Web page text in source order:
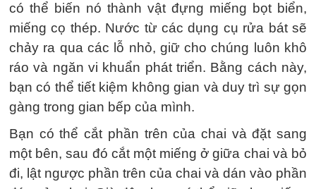
có thể biến nó thành vật đựng miếng bọt biển,
miếng cọ thép. Nước từ các dụng cụ rửa bát sẽ
chảy ra qua các lỗ nhỏ, giữ cho chúng luôn khô
ráo và ngăn vi khuẩn phát triển. Bằng cách này,
bạn có thể tiết kiệm không gian và duy trì sự gọn
gàng trong gian bếp của mình.
Bạn có thể cắt phần trên của chai và đặt sang
một bên, sau đó cắt một miếng ở giữa chai và bỏ
đi, lật ngược phần trên của chai và dán vào phần